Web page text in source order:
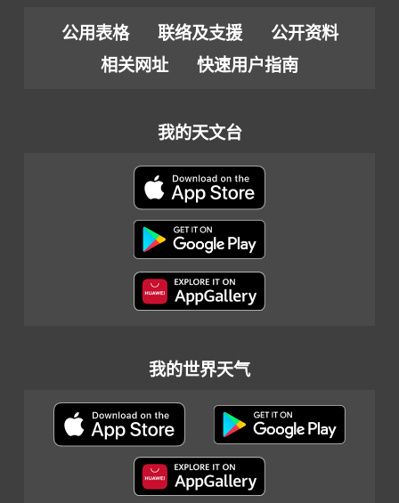
公用表格 联络及支援
公开资料
相关网址
快速用户指南
我的天文台
我的世界天气